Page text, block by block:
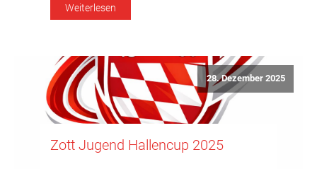
ausgeglichen, wobei beide Mannschaften
Weiterlesen
28. Dezember 2025
Zott Jugend Hallencup 2025